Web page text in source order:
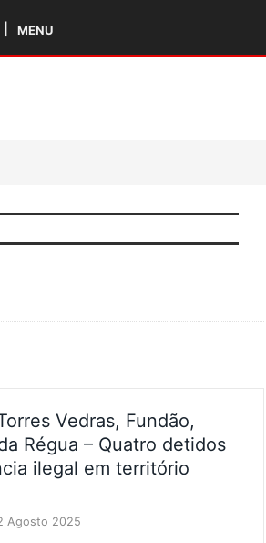
MENU
Vedras, Fundão,
Régua – Quatro detidos
ilegal em território
Agosto 2025